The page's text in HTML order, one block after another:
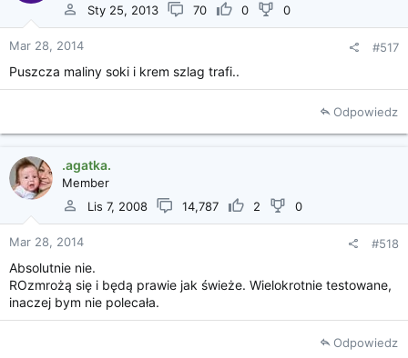
Sty 25, 2013
70 0 0
Mar 28, 2014 #517
Puszcza maliny soki i krem szlag trafi..
Odpowiedz
.agatka.
Member
Lis 7, 2008
14,787 2 0
Mar 28, 2014 #518
Absolutnie nie.
ROzmrożą się i będą prawie jak świeże. Wielokrotnie testowane,
inaczej bym nie polecała.
Odpowiedz